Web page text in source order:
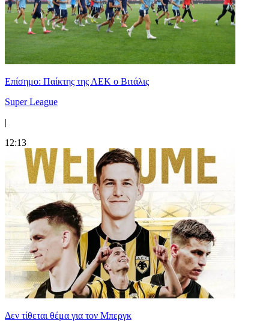
Επίσημο: Παίκτης της ΑΕΚ ο Βιτάλις
Super League
|
12:13
Δεν τίθεται θέμα για τον Μπεργκ